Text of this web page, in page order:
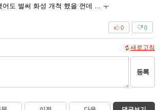
어도 벌써 화성 개척 했을 껀데 ... ㅜ
0
0
새로고침
등록